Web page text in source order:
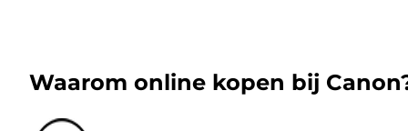
Waarom online kopen bij